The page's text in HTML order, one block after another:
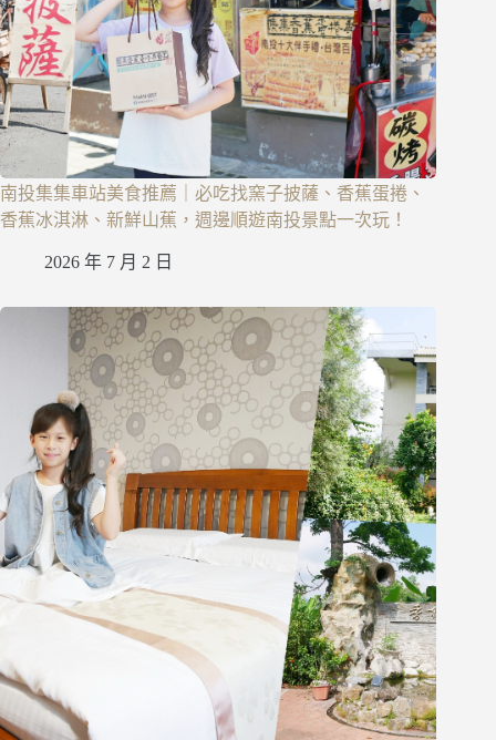
南投集集車站美食推薦｜必吃找窯子披薩、香蕉蛋捲、
香蕉冰淇淋、新鮮山蕉，週邊順遊南投景點一次玩！
2026 年 7 月 2 日